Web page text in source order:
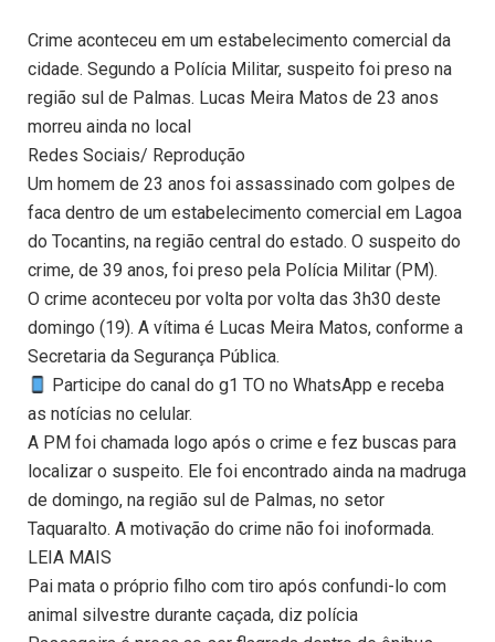
Crime aconteceu em um estabelecimento comercial da
cidade. Segundo a Polícia Militar, suspeito foi preso na
região sul de Palmas. Lucas Meira Matos de 23 anos
morreu ainda no local
Redes Sociais/ Reprodução
Um homem de 23 anos foi assassinado com golpes de
faca dentro de um estabelecimento comercial em Lagoa
do Tocantins, na região central do estado. O suspeito do
crime, de 39 anos, foi preso pela Polícia Militar (PM).
O crime aconteceu por volta por volta das 3h30 deste
domingo (19). A vítima é Lucas Meira Matos, conforme a
Secretaria da Segurança Pública.
Participe do canal do g1 TO no WhatsApp e receba
as notícias no celular.
A PM foi chamada logo após o crime e fez buscas para
localizar o suspeito. Ele foi encontrado ainda na madruga
de domingo, na região sul de Palmas, no setor
Taquaralto. A motivação do crime não foi inoformada.
LEIA MAIS
Pai mata o próprio filho com tiro após confundi-lo com
animal silvestre durante caçada, diz polícia